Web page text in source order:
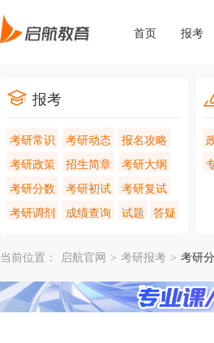
首页 报考
报考
考研常识 考研动态
报名攻略
考研政策
招生简章
考研大纲
考研分数
考研初试
考研复试
考研调剂
成绩查询 试题 答疑
当前位置： 启航官网 > 考研报考 > 考研